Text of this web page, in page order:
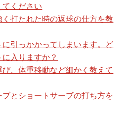
ください
打たれた時の返球の仕方を教
引っかかってしまいます。ど
入りますか？
、体重移動など細かく教えて
とショートサーブの打ち方を